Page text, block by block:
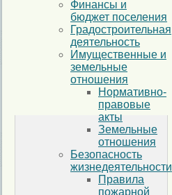
Финансы и
бюджет поселения
Градостроительная
деятельность
Имущественные и
земельные
отношения
Нормативно-
правовые
акты
Земельные
отношения
Безопасность
жизнедеятельности
Правила
пожарной